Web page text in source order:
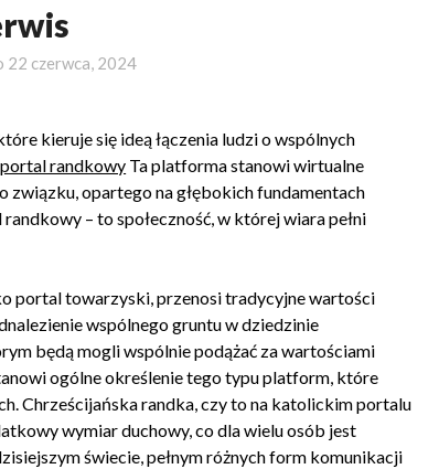
22 czerwca, 2024
kieruje się ideą łączenia ludzi o wspólnych
randkowy Ta platforma stanowi wirtualne
opartego na głębokich fundamentach
– to społeczność, w której wiara pełni
portal towarzyski, przenosi tradycyjne wartości
wspólnego gruntu w dziedzinie
będą mogli wspólnie podążać za wartościami
ogólne określenie tego typu platform, które
Chrześcijańska randka, czy to na katolickim portalu
wymiar duchowy, co dla wielu osób jest
świecie, pełnym różnych form komunikacji